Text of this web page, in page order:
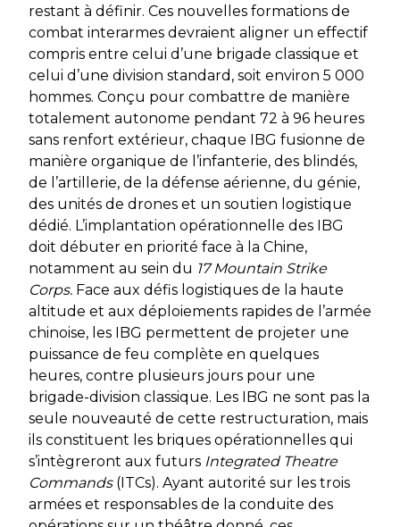
restant à définir. Ces nouvelles formations de
combat interarmes devraient aligner un effectif
compris entre celui d’une brigade classique et
celui d’une division standard, soit environ 5 000
hommes. Conçu pour combattre de manière
totalement autonome pendant 72 à 96 heures
sans renfort extérieur, chaque IBG fusionne de
manière organique de l’infanterie, des blindés,
de l’artillerie, de la défense aérienne, du génie,
des unités de drones et un soutien logistique
dédié. L’implantation opérationnelle des IBG
doit débuter en priorité face à la Chine,
notamment au sein du 17 Mountain Strike
Corps. Face aux défis logistiques de la haute
altitude et aux déploiements rapides de l’armée
chinoise, les IBG permettent de projeter une
puissance de feu complète en quelques
heures, contre plusieurs jours pour une
brigade-division classique. Les IBG ne sont pas la
seule nouveauté de cette restructuration, mais
ils constituent les briques opérationnelles qui
s’intègreront aux futurs Integrated Theatre
Commands (ITCs). Ayant autorité sur les trois
armées et responsables de la conduite des